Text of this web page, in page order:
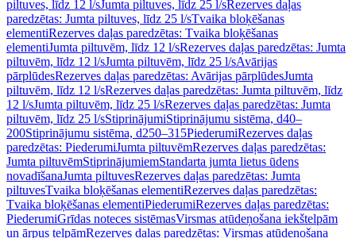
piltuves, līdz 12 l/sJumta piltuves, līdz 25 l/sRezerves daļas
paredzētas: Jumta piltuves, līdz 25 l/sTvaika bloķēšanas
elementiRezerves daļas paredzētas: Tvaika bloķēšanas
elementiJumta piltuvēm, līdz 12 l/sRezerves daļas paredzētas: Jumta
piltuvēm, līdz 12 l/sJumta piltuvēm, līdz 25 l/sAvārijas
pārplūdesRezerves daļas paredzētas: Avārijas pārplūdesJumta
piltuvēm, līdz 12 l/sRezerves daļas paredzētas: Jumta piltuvēm, līdz
12 l/sJumta piltuvēm, līdz 25 l/sRezerves daļas paredzētas: Jumta
piltuvēm, līdz 25 l/sStiprinājumiStiprinājumu sistēma, d40–
200Stiprinājumu sistēma, d250–315PiederumiRezerves daļas
paredzētas: PiederumiJumta piltuvēmRezerves daļas paredzētas:
Jumta piltuvēmStiprinājumiemStandarta jumta lietus ūdens
novadīšanaJumta piltuvesRezerves daļas paredzētas: Jumta
piltuvesTvaika bloķēšanas elementiRezerves daļas paredzētas:
Tvaika bloķēšanas elementiPiederumiRezerves daļas paredzētas:
PiederumiGrīdas noteces sistēmasVirsmas atūdeņošana iekštelpām
un ārpus telpāmRezerves daļas paredzētas: Virsmas atūdeņošana